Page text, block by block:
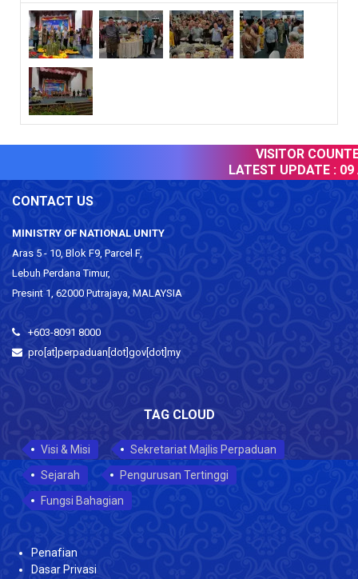
VISITOR
LATEST UPDATE : 09
CONTACT US
MINISTRY OF NATIONAL UNITY
Aras 5 - 10, Blok F9, Parcel F,
Lebuh Perdana Timur,
Presint 1, 62000 Putrajaya, MALAYSIA
+603-8091 8000
pro[at]perpaduan[dot]gov[dot]my
TAG CLOUD
Visi & Misi
Sekretariat Majlis Perpaduan
Sejarah
Pengurusan Tertinggi
Fungsi Bahagian
Penafian
Dasar Privasi